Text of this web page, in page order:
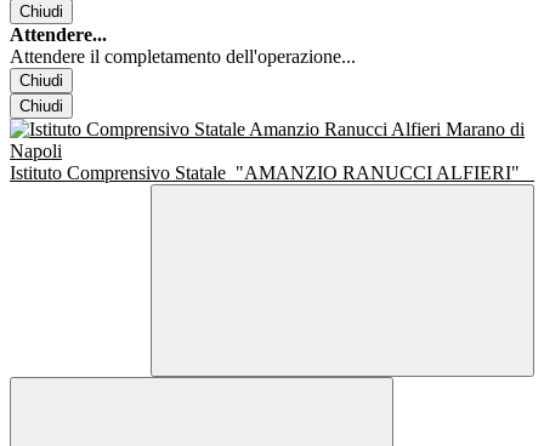
Chiudi
Attendere...
Attendere il completamento dell'operazione...
Chiudi
Chiudi
Istituto Comprensivo Statale "AMANZIO RANUCCI ALFIERI"